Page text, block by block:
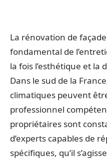
La rénovation de
fondamental de
la fois l’esthétique et la
Dans le sud de la
climatiques peuvent
professionnel
propriétaires sont
d’experts capables de
spécifiques, qu’il